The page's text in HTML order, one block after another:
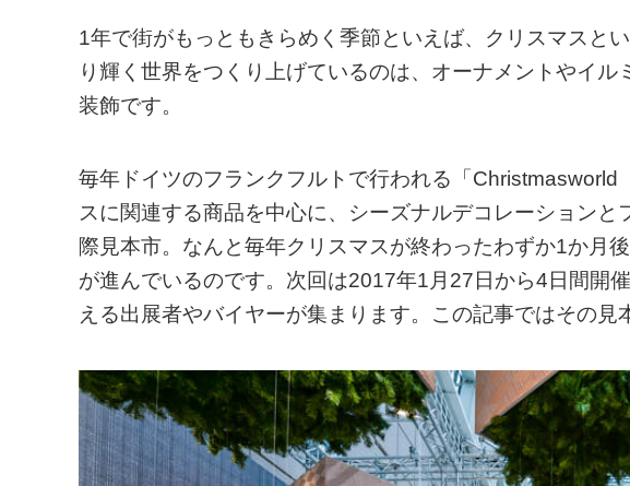
1年で街がもっともきらめく季節といえば、クリスマスと
り輝く世界をつくり上げているのは、オーナメントやイ
装飾です。
毎年ドイツのフランクフルトで行われる「Christmasworld
スに関連する商品を中心に、シーズナルデコレーション
際見本市。なんと毎年クリスマスが終わったわずか1か月
が進んでいるのです。次回は2017年1月27日から4日間開
える出展者やバイヤーが集まります。この記事ではその見